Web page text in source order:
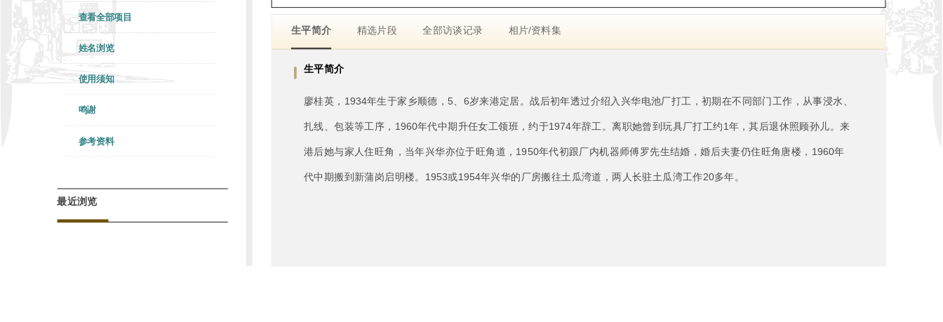
查看全部项目
姓名浏览
使用须知
鸣谢
参考资料
最近浏览
生平简介 精选片段 全部访谈记录 相片/资料集
生平简介
廖桂英，1934年生于家乡顺德，5、6岁来港定居。战后初年透过介绍入兴华电池厂打工，初期在不同部门工作，从事浸水、
扎线、包装等工序，1960年代中期升任女工领班，约于1974年辞工。离职她曾到玩具厂打工约1年，其后退休照顾孙儿。来
港后她与家人住旺角，当年兴华亦位于旺角道，1950年代初跟厂内机器师傅罗先生结婚，婚后夫妻仍住旺角唐楼，1960年
代中期搬到新蒲岗启明楼。1953或1954年兴华的厂房搬往土瓜湾道，两人长驻土瓜湾工作20多年。